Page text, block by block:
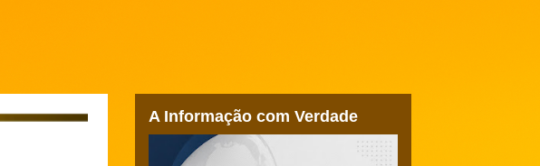
A Informação com Verdade